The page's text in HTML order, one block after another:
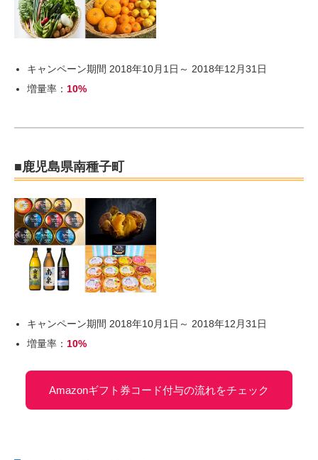
キャンペーン期間 2018年10月1日～ 2018年12月31日
増量率： 10%
■鹿児島県南種子町
キャンペーン期間 2018年10月1日～ 2018年12月31日
増量率： 10%
Amazonギフト券コード付与の流れをチェック